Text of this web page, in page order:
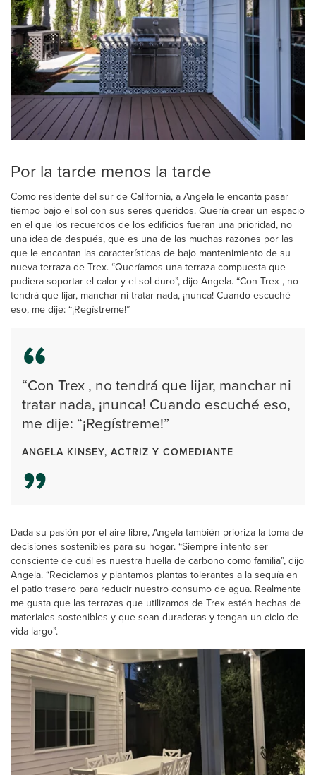
Por la tarde menos la tarde
Como residente del sur de California, a Angela le encanta pasar
tiempo bajo el sol con sus seres queridos. Quería crear un espacio
en el que los recuerdos de los edificios fueran una prioridad, no
una idea de después, que es una de las muchas razones por las
que le encantan las características de bajo mantenimiento de su
nueva terraza de Trex. “Queríamos una terraza compuesta que
pudiera soportar el calor y el sol duro”, dijo Angela. “Con Trex , no
tendrá que lijar, manchar ni tratar nada, ¡nunca! Cuando escuché
eso, me dije: “¡Regístreme!”
“Con Trex , no tendrá que lijar, manchar ni
tratar nada, ¡nunca! Cuando escuché eso,
me dije: “¡Regístreme!”
ANGELA KINSEY, ACTRIZ Y COMEDIANTE
Dada su pasión por el aire libre, Angela también prioriza la toma de
decisiones sostenibles para su hogar. “Siempre intento ser
consciente de cuál es nuestra huella de carbono como familia”, dijo
Angela. “Reciclamos y plantamos plantas tolerantes a la sequía en
el patio trasero para reducir nuestro consumo de agua. Realmente
me gusta que las terrazas que utilizamos de Trex estén hechas de
materiales sostenibles y que sean duraderas y tengan un ciclo de
vida largo”.